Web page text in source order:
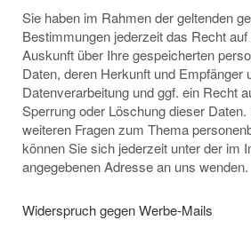
Sie haben im Rahmen der geltenden
Bestimmungen jederzeit das Recht
Auskunft über Ihre gespeicherten
Daten, deren Herkunft und Empfänger
Datenverarbeitung und ggf. ein Recht
Sperrung oder Löschung dieser
weiteren Fragen zum Thema
können Sie sich jederzeit unter der im
angegebenen Adresse an uns wenden.
Widerspruch gegen Werbe-Mails